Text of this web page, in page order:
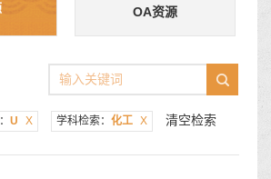
OA资源
U X 学科检索： 化工 X 清空检索